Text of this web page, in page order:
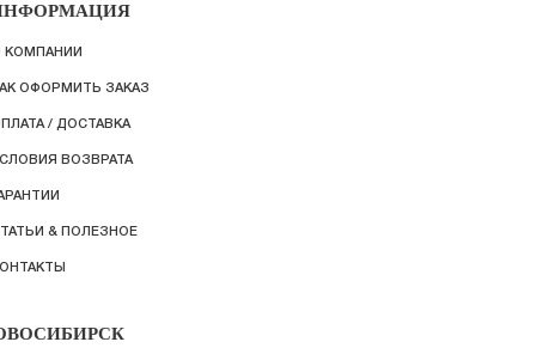
КОМПАНИИ
ОФОРМИТЬ ЗАКАЗ
/ ДОСТАВКА
ВОЗВРАТА
& ПОЛЕЗНОЕ